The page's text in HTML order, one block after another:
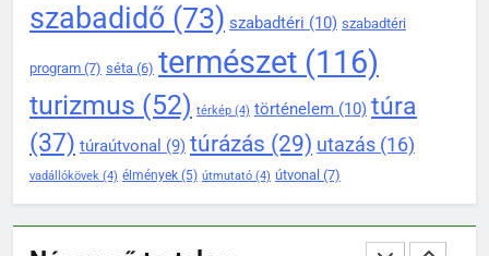
szabadidő (73) szabadtéri (10) szabadtéri
program (7) séta (6) természet (116)
turizmus (52) térkép (4) történelem (10) túra
(37) túraútvonal (9) túrázás (29) utazás (16)
vadállókövek (4) élmények (5) útmutató (4) útvonal (7)
Rám-szakadék legjobb
túraútvonalai a Pilisben
KIRÁNDULÓKNAK- TURÁZÓKNAK
2
minden fontos tudnivaló első